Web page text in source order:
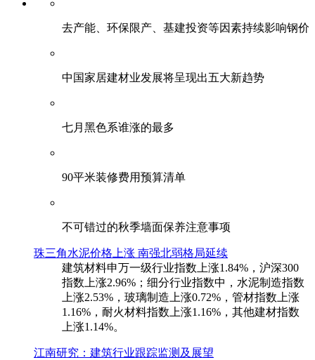
去产能、环保限产、基建投资等因素持续影响钢价
中国家居建材业发展将呈现出五大新趋势
七月黑色系谁涨的最多
90平米装修费用预算清单
不可错过的秋季墙面保养注意事项
珠三角水泥价格上涨 南强北弱格局延续
建筑材料申万一级行业指数上涨1.84%，沪深300
指数上涨2.96%；细分行业指数中，水泥制造指数
上涨2.53%，玻璃制造上涨0.72%，管材指数上涨
1.16%，耐火材料指数上涨1.16%，其他建材指数
上涨1.14%。
江南研究：建筑行业跟踪监测及展望